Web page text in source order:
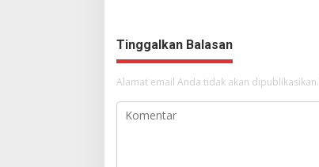
Tinggalkan Balasan
Alamat email Anda tidak akan dipublikasikan.